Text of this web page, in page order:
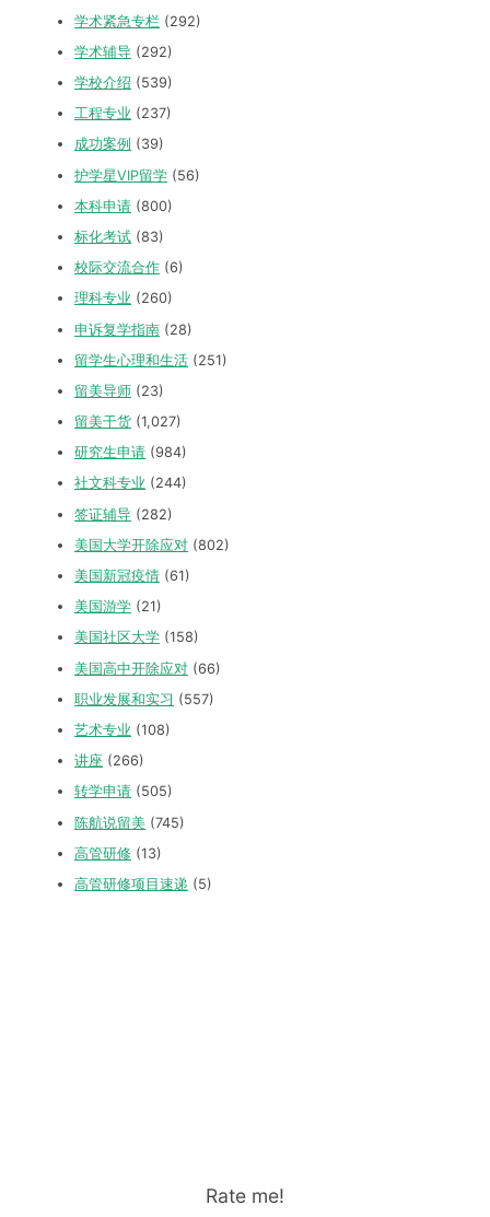
学术紧急专栏 (292)
学术辅导 (292)
学校介绍 (539)
工程专业 (237)
成功案例 (39)
护学星VIP留学 (56)
本科申请 (800)
标化考试 (83)
校际交流合作 (6)
理科专业 (260)
申诉复学指南 (28)
留学生心理和生活 (251)
留美导师 (23)
留美干货 (1,027)
研究生申请 (984)
社文科专业 (244)
签证辅导 (282)
美国大学开除应对 (802)
美国新冠疫情 (61)
美国游学 (21)
美国社区大学 (158)
美国高中开除应对 (66)
职业发展和实习 (557)
艺术专业 (108)
讲座 (266)
转学申请 (505)
陈航说留美 (745)
高管研修 (13)
高管研修项目速递 (5)
Rate me!